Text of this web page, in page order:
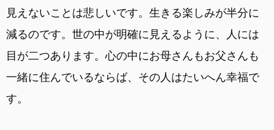
見えないことは悲しいです。生きる楽しみが半分に
減るのです。世の中が明確に見えるように、人には
目が二つあります。心の中にお母さんもお父さんも
一緒に住んでいるならば、その人はたいへん幸福で
す。